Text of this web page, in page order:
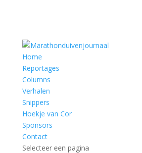
Home
Reportages
Columns
Verhalen
Snippers
Hoekje van Cor
Sponsors
Contact
Selecteer een pagina